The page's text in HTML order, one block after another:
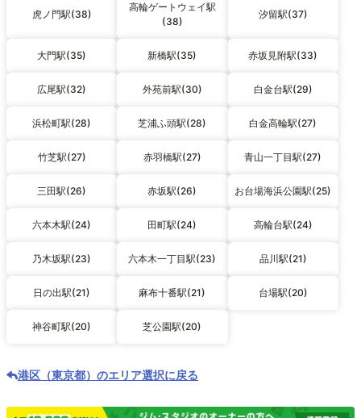
虎ノ門駅(38)
高輪ゲートウェイ駅
(38)
汐留駅(37)
大門駅(35) 新橋駅(35) 赤坂見附駅(33)
広尾駅(32) 外苑前駅(30) 白金台駅(29)
浜松町駅(28) 芝浦ふ頭駅(28) 白金高輪駅(27)
竹芝駅(27) 赤羽橋駅(27) 青山一丁目駅(27)
三田駅(26) 赤坂駅(26) お台場海浜公園駅(25)
六本木駅(24) 田町駅(24) 高輪台駅(24)
乃木坂駅(23) 六本木一丁目駅(23) 品川駅(21)
日の出駅(21) 麻布十番駅(21) 台場駅(20)
神谷町駅(20) 芝公園駅(20)
港区（東京都）のエリア選択に戻る